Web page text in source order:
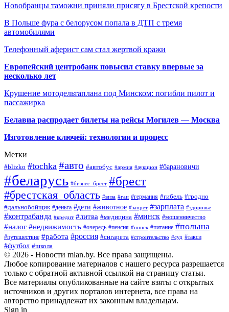
Новобранцы таможни приняли присягу в Брестской крепости
В Польше фура с белорусом попала в ДТП с тремя
автомобилями
Телефонный аферист сам стал жертвой кражи
Европейский центробанк повысил ставку впервые за
несколько лет
Крушение мотодельтаплана под Минском: погибли пилот и
пассажирка
Белавиа распродает билеты на рейсы Могилев — Москва
Изготовление ключей: технологии и процесс
Метки
#blizko #tochka #авто #автобус #армия #аукцион #барановичи
#беларусь #бизнес_брест #брест
#брестская_область #виза #гаи #германия #гибель #гродно
#дальнобойщик #деньга #дети #животное #запрет #зарплата #здоровье
#контрабанда #кредит #литва #медицина #минск #мошенничество
#налог #недвижимость #очередь #пенсия #пинск #питание #польша
#путешествие #работа #россия #сигарета #строительство #суд #такси
#футбол #школа
© 2026 - Новости mlan.by. Все права защищены.
Любое копирование материалов с нашего ресурса разрешается
только с обратной активной ссылкой на страницу статьи.
Все материалы опубликованные на сайте взяты с открытых
источников и других порталов интернета, все права на
авторство принадлежат их законным владельцам.
Sign in